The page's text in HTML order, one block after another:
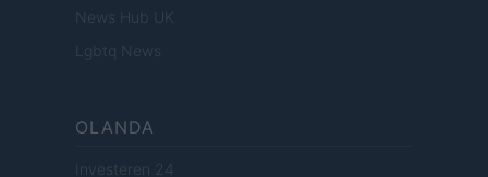
News Hub UK
Lgbtq News
OLANDA
Investeren 24